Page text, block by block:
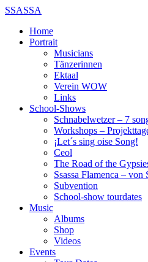
SSASSA
Home
Portrait
Musicians
Tänzerinnen
Ektaal
Verein WOW
Links
School-Shows
Schnabelwetzer – 7
Workshops –
¡Let´s sing oise Song!
Ceol
The Road of the
Ssassa Flamenca –
Subvention
School-show tourdates
Music
Albums
Shop
Videos
Events